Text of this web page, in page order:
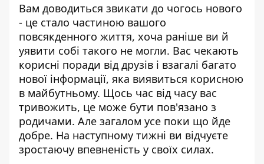
Вам доводиться звикати до чогось нового
- це стало частиною вашого
повсякденного життя, хоча раніше ви й
уявити собі такого не могли. Вас чекають
корисні поради від друзів і взагалі багато
нової інформації, яка виявиться корисною
в майбутньому. Щось час від часу вас
тривожить, це може бути пов'язано з
родичами. Але загалом усе поки що йде
добре. На наступному тижні ви відчуєте
зростаючу впевненість у своїх силах.